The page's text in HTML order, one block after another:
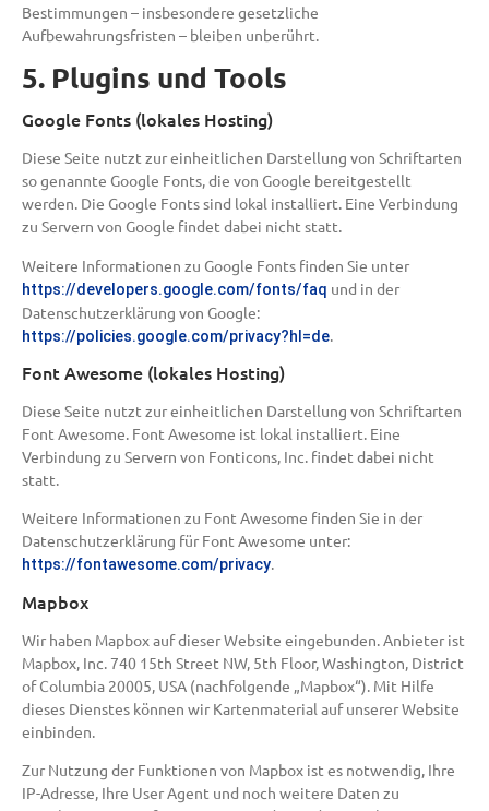
Bestimmungen – insbesondere gesetzliche
Aufbewahrungsfristen – bleiben unberührt.
5. Plugins und Tools
Google Fonts (lokales Hosting)
Diese Seite nutzt zur einheitlichen Darstellung von Schriftarten
so genannte Google Fonts, die von Google bereitgestellt
werden. Die Google Fonts sind lokal installiert. Eine Verbindung
zu Servern von Google findet dabei nicht statt.
Weitere Informationen zu Google Fonts finden Sie unter
https://developers.google.com/fonts/faq und in der
Datenschutzerklärung von Google:
https://policies.google.com/privacy?hl=de
Font Awesome (lokales Hosting)
Diese Seite nutzt zur einheitlichen Darstellung von Schriftarten
Font Awesome. Font Awesome ist lokal installiert. Eine
Verbindung zu Servern von Fonticons, Inc. findet dabei nicht
statt.
Weitere Informationen zu Font Awesome finden Sie in der
Datenschutzerklärung für Font Awesome unter:
https://fontawesome.com/privacy.
Mapbox
Wir haben Mapbox auf dieser Website eingebunden. Anbieter ist
Mapbox, Inc. 740 15th Street NW, 5th Floor, Washington, District
of Columbia 20005, USA (nachfolgende „Mapbox“). Mit Hilfe
dieses Dienstes können wir Kartenmaterial auf unserer Website
einbinden.
Zur Nutzung der Funktionen von Mapbox ist es notwendig, Ihre
IP-Adresse, Ihre User Agent und noch weitere Daten zu